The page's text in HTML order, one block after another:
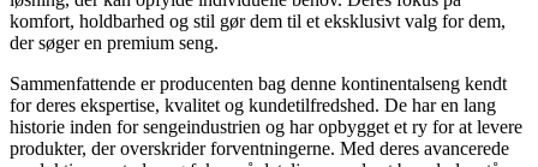
komfort, holdbarhed og stil gør dem til et eksklusivt valg for dem,
der søger en premium seng.
Sammenfattende er producenten bag denne kontinentalseng kendt
for deres ekspertise, kvalitet og kundetilfredshed. De har en lang
historie inden for sengeindustrien og har opbygget et ry for at levere
produkter, der overskrider forventningerne. Med deres avancerede